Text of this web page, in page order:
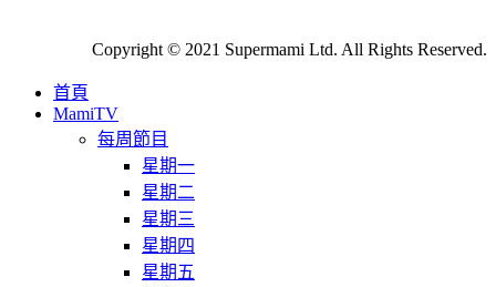
Copyright © 2021 Supermami Ltd. All Rights Reserved.
首頁
MamiTV
每周節目
星期一
星期二
星期三
星期四
星期五